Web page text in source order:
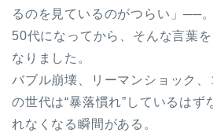
るのを見ているのがつらい」──。
50代になってから、そんな言葉
なりました。
バブル崩壊、リーマンショック
の世代は“暴落慣れ”しているはず
れなくなる瞬間がある。